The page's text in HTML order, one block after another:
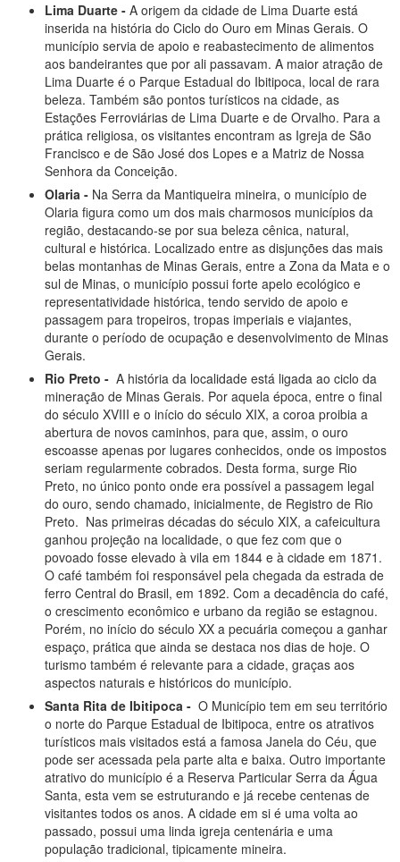
Lima Duarte - A origem da cidade de Lima Duarte está
inserida na história do Ciclo do Ouro em Minas Gerais. O
município servia de apoio e reabastecimento de alimentos
aos bandeirantes que por ali passavam. A maior atração de
Lima Duarte é o Parque Estadual do Ibitipoca, local de rara
beleza. Também são pontos turísticos na cidade, as
Estações Ferroviárias de Lima Duarte e de Orvalho. Para a
prática religiosa, os visitantes encontram as Igreja de São
Francisco e de São José dos Lopes e a Matriz de Nossa
Senhora da Conceição.
Olaria - Na Serra da Mantiqueira mineira, o município de
Olaria figura como um dos mais charmosos municípios da
região, destacando-se por sua beleza cênica, natural,
cultural e histórica. Localizado entre as disjunções das mais
belas montanhas de Minas Gerais, entre a Zona da Mata e o
sul de Minas, o município possui forte apelo ecológico e
representatividade histórica, tendo servido de apoio e
passagem para tropeiros, tropas imperiais e viajantes,
durante o período de ocupação e desenvolvimento de Minas
Gerais.
Rio Preto - A história da localidade está ligada ao ciclo da
mineração de Minas Gerais. Por aquela época, entre o final
do século XVIII e o início do século XIX, a coroa proibia a
abertura de novos caminhos, para que, assim, o ouro
escoasse apenas por lugares conhecidos, onde os impostos
seriam regularmente cobrados. Desta forma, surge Rio
Preto, no único ponto onde era possível a passagem legal
do ouro, sendo chamado, inicialmente, de Registro de Rio
Preto. Nas primeiras décadas do século XIX, a cafeicultura
ganhou projeção na localidade, o que fez com que o
povoado fosse elevado à vila em 1844 e à cidade em 1871.
O café também foi responsável pela chegada da estrada de
ferro Central do Brasil, em 1892. Com a decadência do café,
o crescimento econômico e urbano da região se estagnou.
Porém, no início do século XX a pecuária começou a ganhar
espaço, prática que ainda se destaca nos dias de hoje. O
turismo também é relevante para a cidade, graças aos
aspectos naturais e históricos do município.
Santa Rita de Ibitipoca - O Município tem em seu território
o norte do Parque Estadual de Ibitipoca, entre os atrativos
turísticos mais visitados está a famosa Janela do Céu, que
pode ser acessada pela parte alta e baixa. Outro importante
atrativo do município é a Reserva Particular Serra da Água
Santa, esta vem se estruturando e já recebe centenas de
visitantes todos os anos. A cidade em si é uma volta ao
passado, possui uma linda igreja centenária e uma
população tradicional, tipicamente mineira.